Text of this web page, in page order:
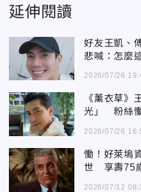
延伸閱讀
好友王凱、
悲喊：怎麼
2026/07/26
《薰衣草》
光」 粉絲
2026/07/26
慟！好萊塢
世 享壽75
2026/07/12